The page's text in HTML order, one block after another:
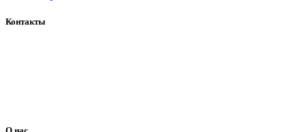
Контакты